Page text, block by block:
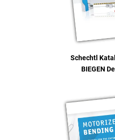
Schechtl
BIEGEN